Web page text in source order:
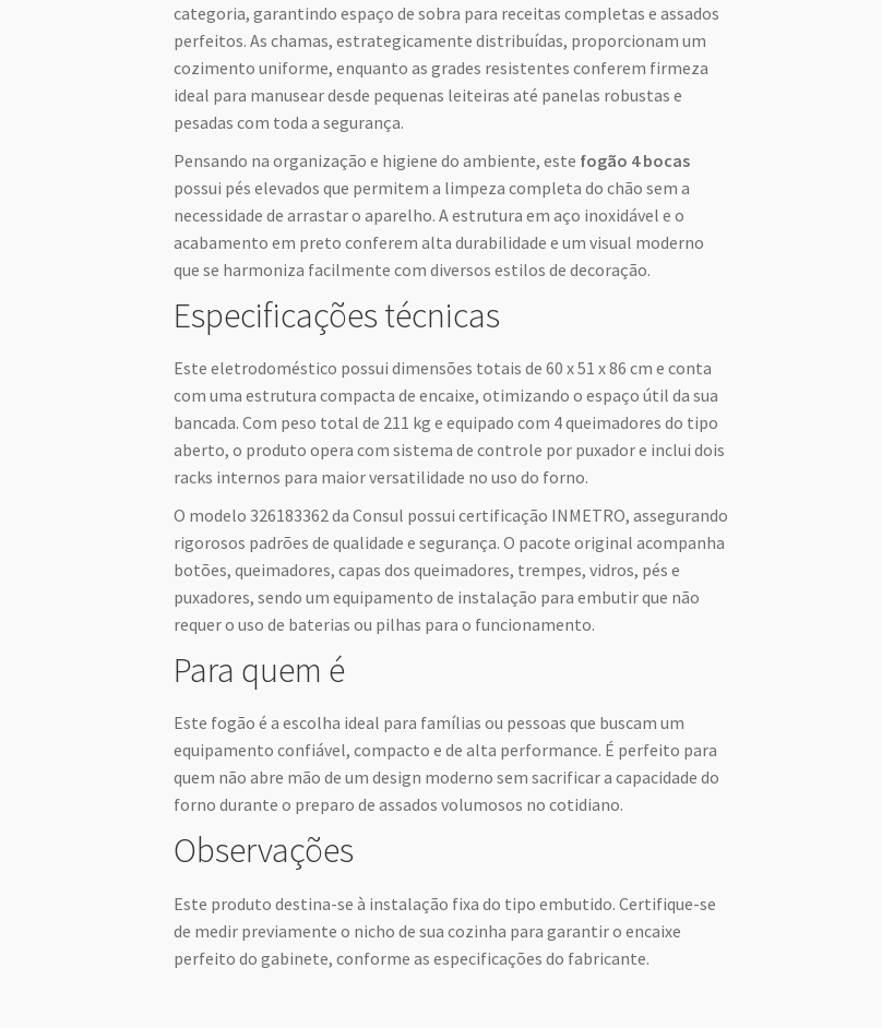
categoria, garantindo espaço de sobra para receitas completas e assados
perfeitos. As chamas, estrategicamente distribuídas, proporcionam um
cozimento uniforme, enquanto as grades resistentes conferem firmeza
ideal para manusear desde pequenas leiteiras até panelas robustas e
pesadas com toda a segurança.
Pensando na organização e higiene do ambiente, este fogão 4 bocas
possui pés elevados que permitem a limpeza completa do chão sem a
necessidade de arrastar o aparelho. A estrutura em aço inoxidável e o
acabamento em preto conferem alta durabilidade e um visual moderno
que se harmoniza facilmente com diversos estilos de decoração.
Especificações técnicas
Este eletrodoméstico possui dimensões totais de 60 x 51 x 86 cm e conta
com uma estrutura compacta de encaixe, otimizando o espaço útil da sua
bancada. Com peso total de 211 kg e equipado com 4 queimadores do tipo
aberto, o produto opera com sistema de controle por puxador e inclui dois
racks internos para maior versatilidade no uso do forno.
O modelo 326183362 da Consul possui certificação INMETRO, assegurando
rigorosos padrões de qualidade e segurança. O pacote original acompanha
botões, queimadores, capas dos queimadores, trempes, vidros, pés e
puxadores, sendo um equipamento de instalação para embutir que não
requer o uso de baterias ou pilhas para o funcionamento.
Para quem é
Este fogão é a escolha ideal para famílias ou pessoas que buscam um
equipamento confiável, compacto e de alta performance. É perfeito para
quem não abre mão de um design moderno sem sacrificar a capacidade do
forno durante o preparo de assados volumosos no cotidiano.
Observações
Este produto destina-se à instalação fixa do tipo embutido. Certifique-se
de medir previamente o nicho de sua cozinha para garantir o encaixe
perfeito do gabinete, conforme as especificações do fabricante.